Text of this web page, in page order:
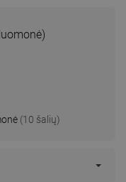
(10 šalių)